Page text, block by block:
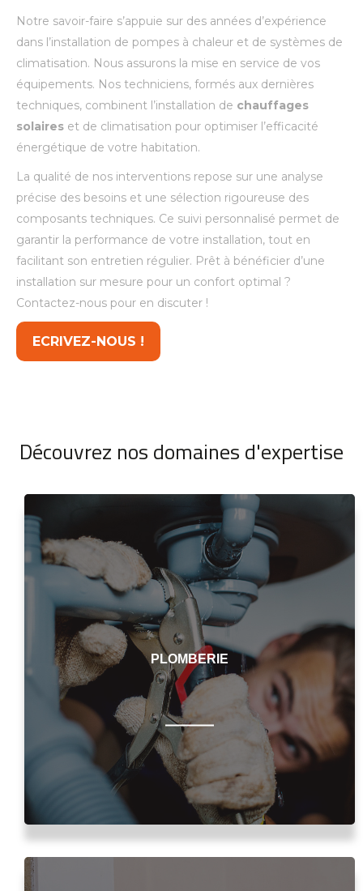
Notre savoir-faire s’appuie sur des années d’expérience
dans l’installation de pompes à chaleur et de systèmes de
climatisation. Nous assurons la mise en service de vos
équipements. Nos techniciens, formés aux dernières
techniques, combinent l’installation de chauffages
solaires et de climatisation pour optimiser l’efficacité
énergétique de votre habitation.
La qualité de nos interventions repose sur une analyse
précise des besoins et une sélection rigoureuse des
composants techniques. Ce suivi personnalisé permet de
garantir la performance de votre installation, tout en
facilitant son entretien régulier. Prêt à bénéficier d’une
installation sur mesure pour un confort optimal ?
Contactez-nous pour en discuter !
ECRIVEZ-NOUS !
Découvrez nos domaines d'expertise
PLOMBERIE